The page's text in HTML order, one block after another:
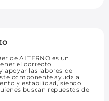
de ALTERNO es un
el correcto
apoyar las labores de
componente ayuda a
y estabilidad, siendo
buscan repuestos de